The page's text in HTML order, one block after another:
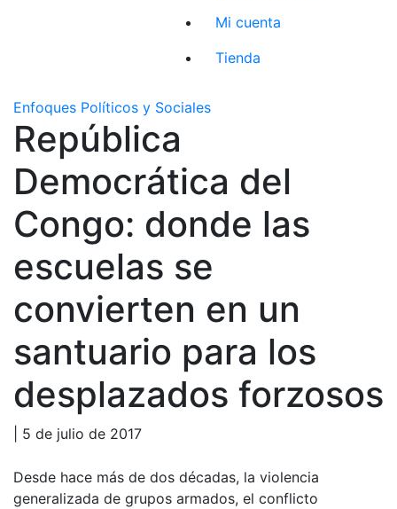
Mi cuenta
Tienda
Enfoques Políticos y Sociales
República
Democrática del
Congo: donde las
escuelas se
convierten en un
santuario para los
desplazados forzosos
| 5 de julio de 2017
Desde hace más de dos décadas, la violencia
generalizada de grupos armados, el conflicto